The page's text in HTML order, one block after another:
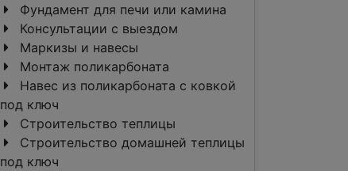
Фундамент для печи или камина
Консультации с выездом
Маркизы и навесы
Монтаж поликарбоната
Навес из поликарбоната с ковкой
под ключ
Строительство теплицы
Строительство домашней теплицы
под ключ